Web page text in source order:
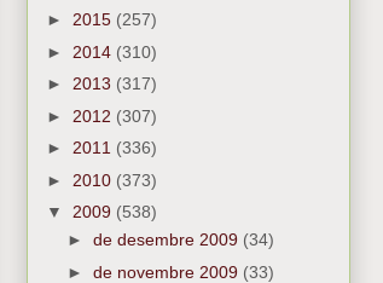
► 2015 (257)
► 2014 (310)
► 2013 (317)
► 2012 (307)
► 2011 (336)
► 2010 (373)
▼ 2009 (538)
► de desembre 2009 (34)
► de novembre 2009 (33)